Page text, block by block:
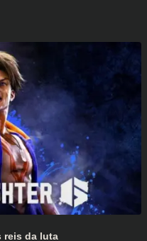
reis da luta